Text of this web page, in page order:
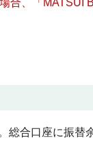
総合口座に振